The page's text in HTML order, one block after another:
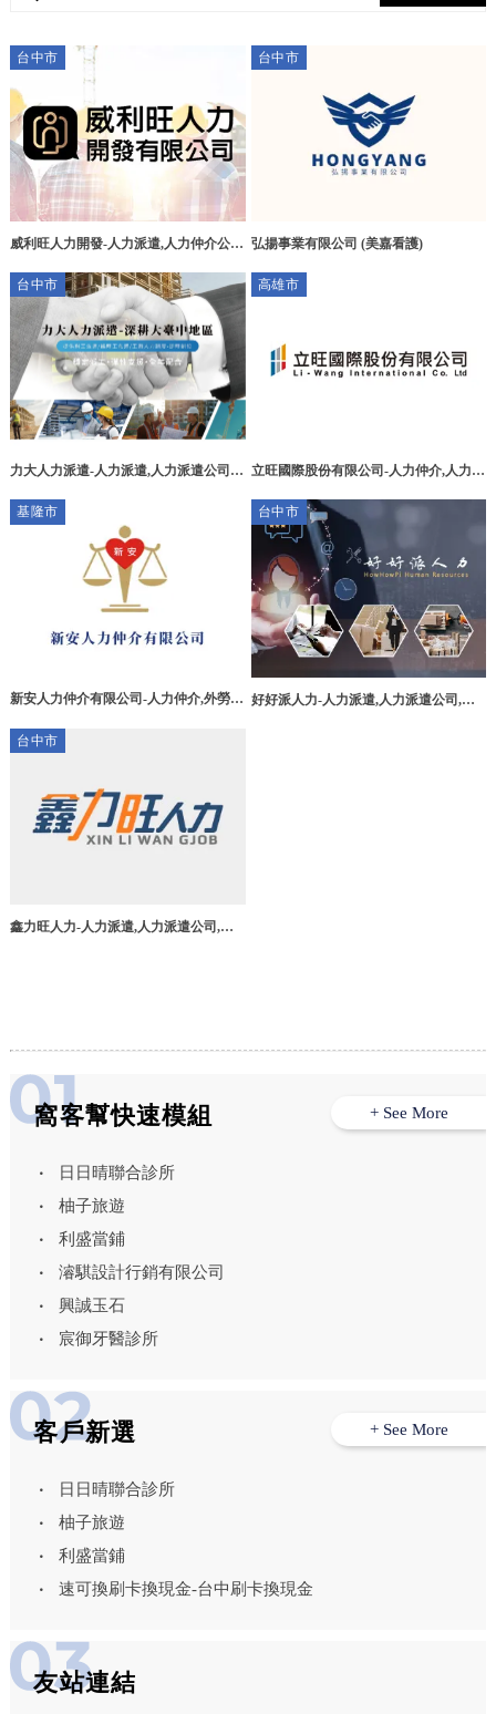
台中市
威利旺人力開發-人力派遣,人力仲介公
力派遣
台中市
弘揚事業有限公司 (美嘉看護)
台中市
力大人力派遣-人力派遣,人力派遣公司,
點工
高雄市
立旺國際股份有限公司-人力仲介,人力仲
基隆市
新安人力仲介有限公司-人力仲介,外勞人
介
台中市
好好派人力-人力派遣,人力派遣公司,台
台中市
鑫力旺人力-人力派遣,人力派遣公司,台
窩客幫快速模組
日日晴聯合診所
柚子旅遊
利盛當鋪
濬騏設計行銷有限公司
興誠玉石
宸御牙醫診所
+ See More
客戶新選
日日晴聯合診所
柚子旅遊
利盛當鋪
速可換刷卡換現金-台中刷卡換現金
+ See More
友站連結